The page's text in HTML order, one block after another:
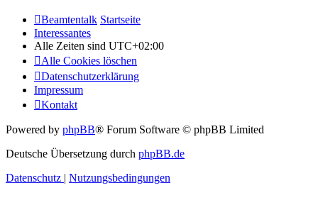
Beamtentalk Startseite
Interessantes
Alle Zeiten sind UTC+02:00
Alle Cookies löschen
Datenschutzerklärung
Impressum
Kontakt
Powered by phpBB® Forum Software © phpBB Limited
Deutsche Übersetzung durch phpBB.de
Datenschutz | Nutzungsbedingungen